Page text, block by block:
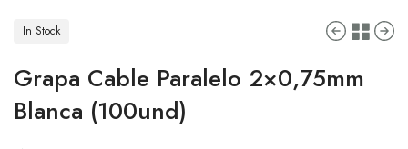
In Stock
Grapa Cable Paralelo 2×0,75mm
Blanca (100und)